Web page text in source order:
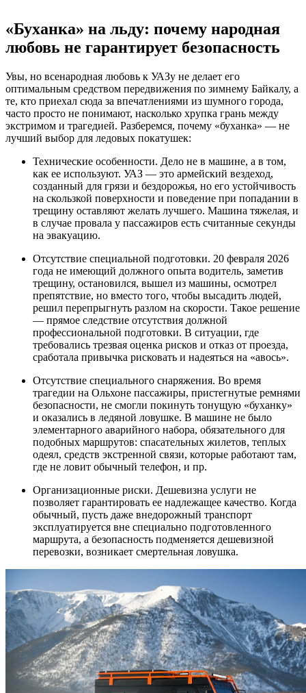
«Буханка» на льду: почему народная
любовь не гарантирует безопасность
Увы, но всенародная любовь к УАЗу не делает его
оптимальным средством передвижения по зимнему Байкалу, а
те, кто приехал сюда за впечатлениями из шумного города,
часто просто не понимают, насколько хрупка грань между
экстримом и трагедией. Разберемся, почему «буханка» — не
лучший выбор для ледовых покатушек:
Технические особенности. Дело не в машине, а в том,
как ее используют. УАЗ — это армейский вездеход,
созданный для грязи и бездорожья, но его устойчивость
на скользкой поверхности и поведение при попадании в
трещину оставляют желать лучшего. Машина тяжелая, и
в случае провала у пассажиров есть считанные секунды
на эвакуацию.
Отсутствие специальной подготовки. 20 февраля 2026
года не имеющий должного опыта водитель, заметив
трещину, остановился, вышел из машины, осмотрел
препятствие, но вместо того, чтобы высадить людей,
решил перепрыгнуть разлом на скорости. Такое решение
— прямое следствие отсутствия должной
профессиональной подготовки. В ситуации, где
требовались трезвая оценка рисков и отказ от проезда,
сработала привычка рисковать и надеяться на «авось».
Отсутствие специального снаряжения. Во время
трагедии на Ольхоне пассажиры, пристегнутые ремнями
безопасности, не смогли покинуть тонущую «буханку»
и оказались в ледяной ловушке. В машине не было
элементарного аварийного набора, обязательного для
подобных маршрутов: спасательных жилетов, теплых
одеял, средств экстренной связи, которые работают там,
где не ловит обычный телефон, и пр.
Организационные риски. Дешевизна услуги не
позволяет гарантировать ее надлежащее качество. Когда
обычный, пусть даже внедорожный транспорт
эксплуатируется вне специально подготовленного
маршрута, а безопасность подменяется дешевизной
перевозки, возникает смертельная ловушка.